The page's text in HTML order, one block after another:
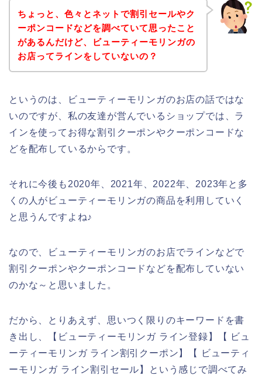
ちょっと、色々とネットで割引セールやク
ーポンコードなどを調べていて思ったこと
があるんだけど、ビューティーモリンガの
お店ってラインをしていないの？
というのは、ビューティーモリンガのお店の話ではな
いのですが、私の友達が営んでいるショップでは、ラ
インを使ってお得な割引クーポンやクーポンコードな
どを配布しているからです。
それに今後も2020年、2021年、2022年、2023年と多
くの人がビューティーモリンガの商品を利用していく
と思うんですよね♪
なので、ビューティーモリンガのお店でラインなどで
割引クーポンやクーポンコードなどを配布していない
のかな～と思いました。
だから、とりあえず、思いつく限りのキーワードを書
き出し、【ビューティーモリンガ ライン登録】【 ビュ
ーティーモリンガ ライン割引クーポン】【 ビューティ
ーモリンガ ライン割引セール】という感じで調べてみ